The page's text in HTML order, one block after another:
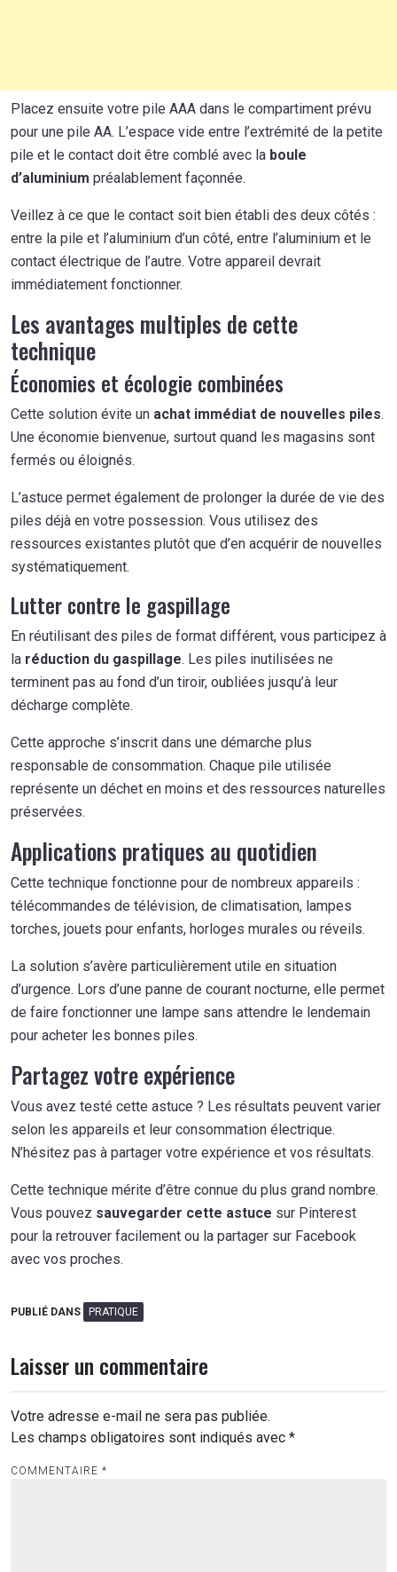
Placez ensuite votre pile AAA dans le compartiment prévu
pour une pile AA. L’espace vide entre l’extrémité de la petite
pile et le contact doit être comblé avec la boule
d’aluminium préalablement façonnée.
Veillez à ce que le contact soit bien établi des deux côtés :
entre la pile et l’aluminium d’un côté, entre l’aluminium et le
contact électrique de l’autre. Votre appareil devrait
immédiatement fonctionner.
Les avantages multiples de cette
technique
Économies et écologie combinées
Cette solution évite un achat immédiat de nouvelles piles.
Une économie bienvenue, surtout quand les magasins sont
fermés ou éloignés.
L’astuce permet également de prolonger la durée de vie des
piles déjà en votre possession. Vous utilisez des
ressources existantes plutôt que d’en acquérir de nouvelles
systématiquement.
Lutter contre le gaspillage
En réutilisant des piles de format différent, vous participez à
la réduction du gaspillage. Les piles inutilisées ne
terminent pas au fond d’un tiroir, oubliées jusqu’à leur
décharge complète.
Cette approche s’inscrit dans une démarche plus
responsable de consommation. Chaque pile utilisée
représente un déchet en moins et des ressources naturelles
préservées.
Applications pratiques au quotidien
Cette technique fonctionne pour de nombreux appareils :
télécommandes de télévision, de climatisation, lampes
torches, jouets pour enfants, horloges murales ou réveils.
La solution s’avère particulièrement utile en situation
d’urgence. Lors d’une panne de courant nocturne, elle permet
de faire fonctionner une lampe sans attendre le lendemain
pour acheter les bonnes piles.
Partagez votre expérience
Vous avez testé cette astuce ? Les résultats peuvent varier
selon les appareils et leur consommation électrique.
N’hésitez pas à partager votre expérience et vos résultats.
Cette technique mérite d’être connue du plus grand nombre.
Vous pouvez sauvegarder cette astuce sur Pinterest
pour la retrouver facilement ou la partager sur Facebook
avec vos proches.
PUBLIÉ DANS PRATIQUE
Laisser un commentaire
Votre adresse e-mail ne sera pas publiée.
Les champs obligatoires sont indiqués avec *
COMMENTAIRE *